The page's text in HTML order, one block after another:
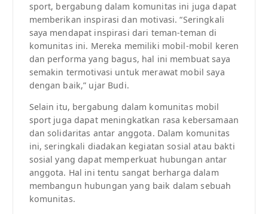
sport, bergabung dalam komunitas ini juga dapat
memberikan inspirasi dan motivasi. “Seringkali
saya mendapat inspirasi dari teman-teman di
komunitas ini. Mereka memiliki mobil-mobil keren
dan performa yang bagus, hal ini membuat saya
semakin termotivasi untuk merawat mobil saya
dengan baik,” ujar Budi.
Selain itu, bergabung dalam komunitas mobil
sport juga dapat meningkatkan rasa kebersamaan
dan solidaritas antar anggota. Dalam komunitas
ini, seringkali diadakan kegiatan sosial atau bakti
sosial yang dapat memperkuat hubungan antar
anggota. Hal ini tentu sangat berharga dalam
membangun hubungan yang baik dalam sebuah
komunitas.